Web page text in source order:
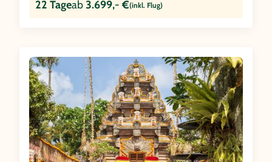
22 Tageab3.699,- €(inkl. Flug)